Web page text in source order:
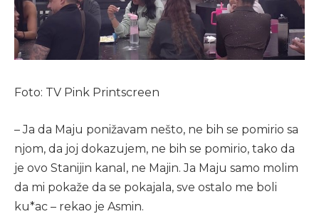
Foto: TV Pink Printscreen
– Ja da Maju ponižavam nešto, ne bih se pomirio sa
njom, da joj dokazujem, ne bih se pomirio, tako da
je ovo Stanijin kanal, ne Majin. Ja Maju samo molim
da mi pokaže da se pokajala, sve ostalo me boli
ku*ac – rekao je Asmin.